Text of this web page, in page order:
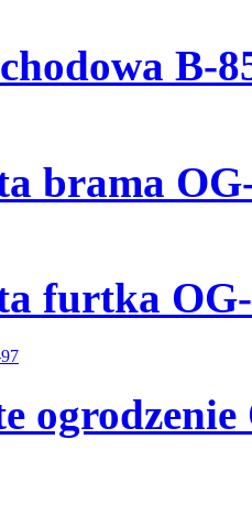
B-
brama
furtka
ogrodzenie